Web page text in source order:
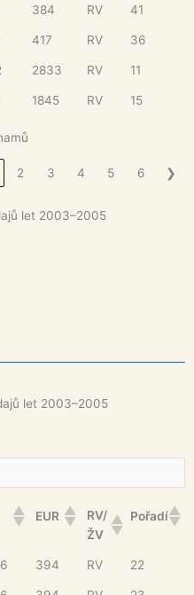
384 RV 41
417 RV 36
2833 RV 11
1845 RV 15
2 3 4 5 6 ❯
let 2003–2005
let 2003–2005
EUR
RV/
ŽV
Pořadí
394 RV 22